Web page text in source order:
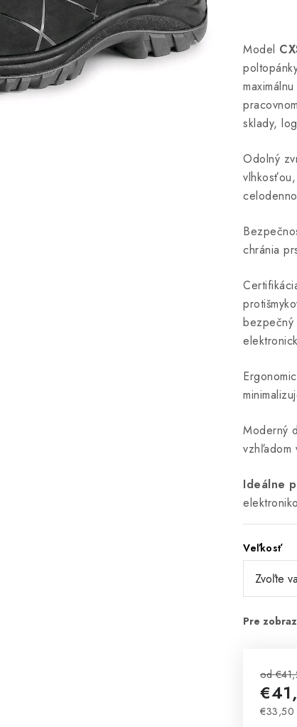
Model
sklady,
Odolný
chránia
bezpečný
Moderný
vzhľadom
Ideálne
Veľkosť
od
€33,50